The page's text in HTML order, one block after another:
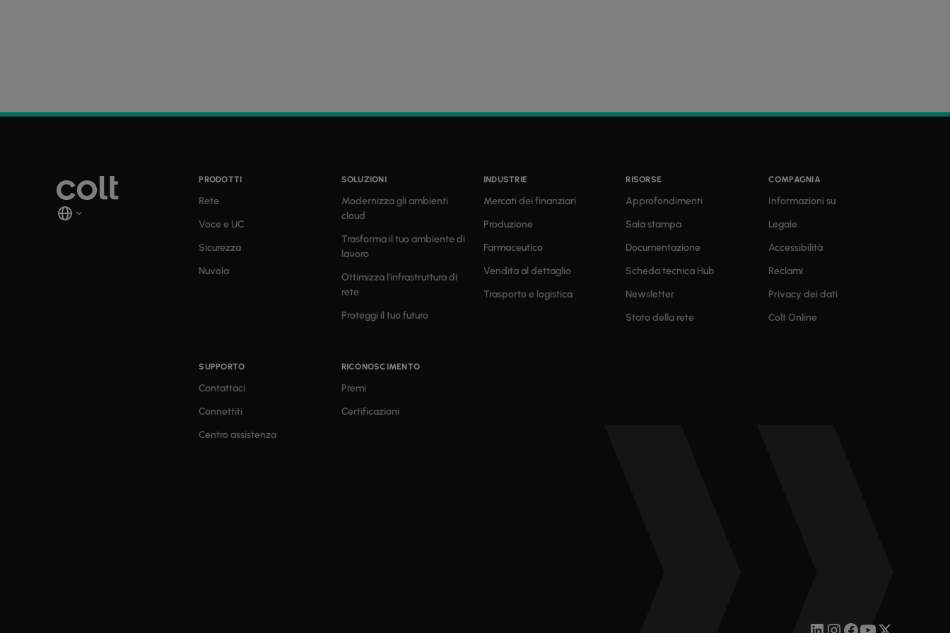
PRODOTTI
Rete
Voce e UC
Sicurezza
Nuvola
SOLUZIONI
Modernizza gli ambienti
cloud
Trasforma il tuo ambiente di
lavoro
Ottimizza l'infrastruttura di
rete
Proteggi il tuo futuro
INDUSTRIE
Mercati dei finanziari
Produzione
Farmaceutico
Vendita al dettaglio
Trasporto e logistica
RISORSE
Approfondimenti
Sala stampa
Documentazione
Scheda tecnica Hub
Newsletter
Stato della rete
COMPAGNIA
Informazioni su
Legale
Accessibilità
Reclami
Privacy dei dati
Colt Online
SUPPORTO
Contattaci
Connettiti
Centro assistenza
RICONOSCIMENTO
Premi
Certificazioni